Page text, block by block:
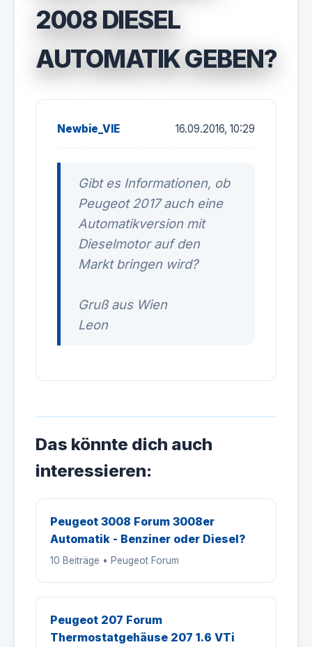
2008 DIESEL
AUTOMATIK GEBEN?
Newbie_VIE 16.09.2016, 10:29
Gibt es Informationen, ob
Peugeot 2017 auch eine
Automatikversion mit
Dieselmotor auf den
Markt bringen wird?
Gruß aus Wien
Leon
Das könnte dich auch
interessieren:
Peugeot 3008 Forum 3008er
Automatik - Benziner oder Diesel?
10 Beiträge • Peugeot Forum
Peugeot 207 Forum
Thermostatgehäuse 207 1.6 VTi